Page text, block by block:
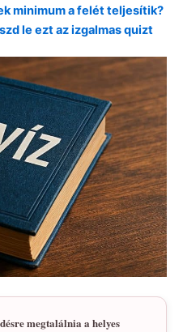
minimum a felét teljesítik?
le ezt az izgalmas quizt
megtalálnia a helyes